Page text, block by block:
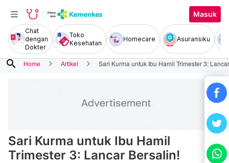
Masuk
Chat
dengan
Dokter
Toko
Kesehatan
Homecare Asuransiku
search Home Artikel Sari Kurma untuk Ibu Hamil Trimester 3:
Sari Kurma untuk Ibu Hamil
Trimester 3: Lancar Bersalin!